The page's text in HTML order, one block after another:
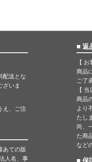
配送とな
ざいま
え、ご注
あての販
人名、事
■ 返
【
商品
ご了
【
商品
より
たし
尚、
た商
など